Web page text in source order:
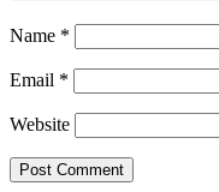
Name *
Email *
Website